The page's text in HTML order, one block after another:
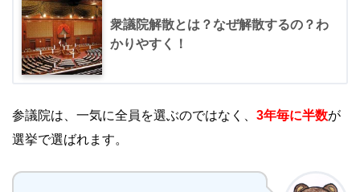
衆議院解散とは？なぜ解散するの？わ
かりやすく！
参議院は、一気に全員を選ぶのではなく、 3年毎に半数が
選挙で選ばれます。